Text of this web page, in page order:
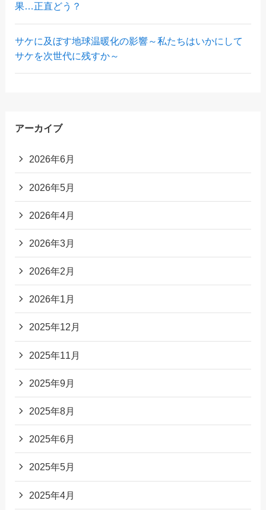
果…正直どう？
サケに及ぼす地球温暖化の影響～私たちはいかにして
サケを次世代に残すか～
アーカイブ
2026年6月
2026年5月
2026年4月
2026年3月
2026年2月
2026年1月
2025年12月
2025年11月
2025年9月
2025年8月
2025年6月
2025年5月
2025年4月